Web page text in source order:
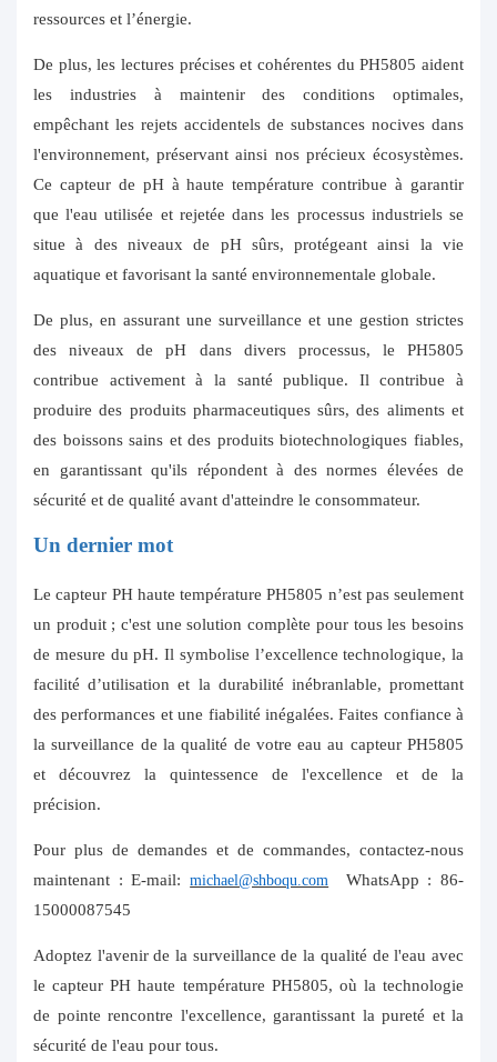
ressources et l’énergie.
De plus, les lectures précises et cohérentes du PH5805 aident
les industries à maintenir des conditions optimales,
empêchant les rejets accidentels de substances nocives dans
l'environnement, préservant ainsi nos précieux écosystèmes.
Ce capteur de pH à haute température contribue à garantir
que l'eau utilisée et rejetée dans les processus industriels se
situe à des niveaux de pH sûrs, protégeant ainsi la vie
aquatique et favorisant la santé environnementale globale.
De plus, en assurant une surveillance et une gestion strictes
des niveaux de pH dans divers processus, le PH5805
contribue activement à la santé publique. Il contribue à
produire des produits pharmaceutiques sûrs, des aliments et
des boissons sains et des produits biotechnologiques fiables,
en garantissant qu'ils répondent à des normes élevées de
sécurité et de qualité avant d'atteindre le consommateur.
Un dernier mot
Le capteur PH haute température PH5805 n’est pas seulement
un produit ; c'est une solution complète pour tous les besoins
de mesure du pH. Il symbolise l’excellence technologique, la
facilité d’utilisation et la durabilité inébranlable, promettant
des performances et une fiabilité inégalées. Faites confiance à
la surveillance de la qualité de votre eau au capteur PH5805
et découvrez la quintessence de l'excellence et de la
précision.
Pour plus de demandes et de commandes, contactez-nous
maintenant : E-mail:michael@shboqu.com WhatsApp : 86-
15000087545
Adoptez l'avenir de la surveillance de la qualité de l'eau avec
le capteur PH haute température PH5805, où la technologie
de pointe rencontre l'excellence, garantissant la pureté et la
sécurité de l'eau pour tous.